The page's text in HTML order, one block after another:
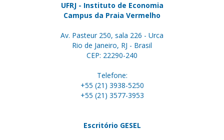
UFRJ - Instituto de Economia
Campus da Praia Vermelho
Av. Pasteur 250, sala 226 - Urca
Rio de Janeiro, RJ - Brasil
CEP: 22290-240
Telefone:
+55 (21) 3938-5250
+55 (21) 3577-3953
Escritório GESEL